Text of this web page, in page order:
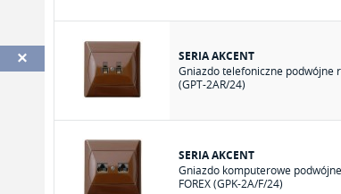
SERIA AKCENT
Gniazdo telefoniczne podwójne
(GPT-2AR/24)
SERIA AKCENT
Gniazdo komputerowe
FOREX (GPK-2A/F/24)